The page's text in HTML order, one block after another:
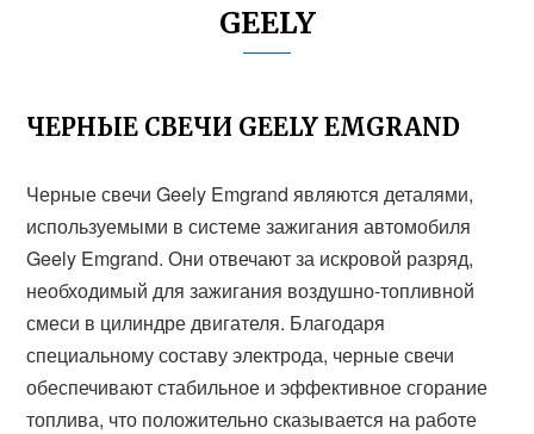
GEELY
ЧЕРНЫЕ СВЕЧИ GEELY EMGRAND
Черные свечи Geely Emgrand являются деталями,
используемыми в системе зажигания автомобиля
Geely Emgrand. Они отвечают за искровой разряд,
необходимый для зажигания воздушно-топливной
смеси в цилиндре двигателя. Благодаря
специальному составу электрода, черные свечи
обеспечивают стабильное и эффективное сгорание
топлива, что положительно сказывается на работе